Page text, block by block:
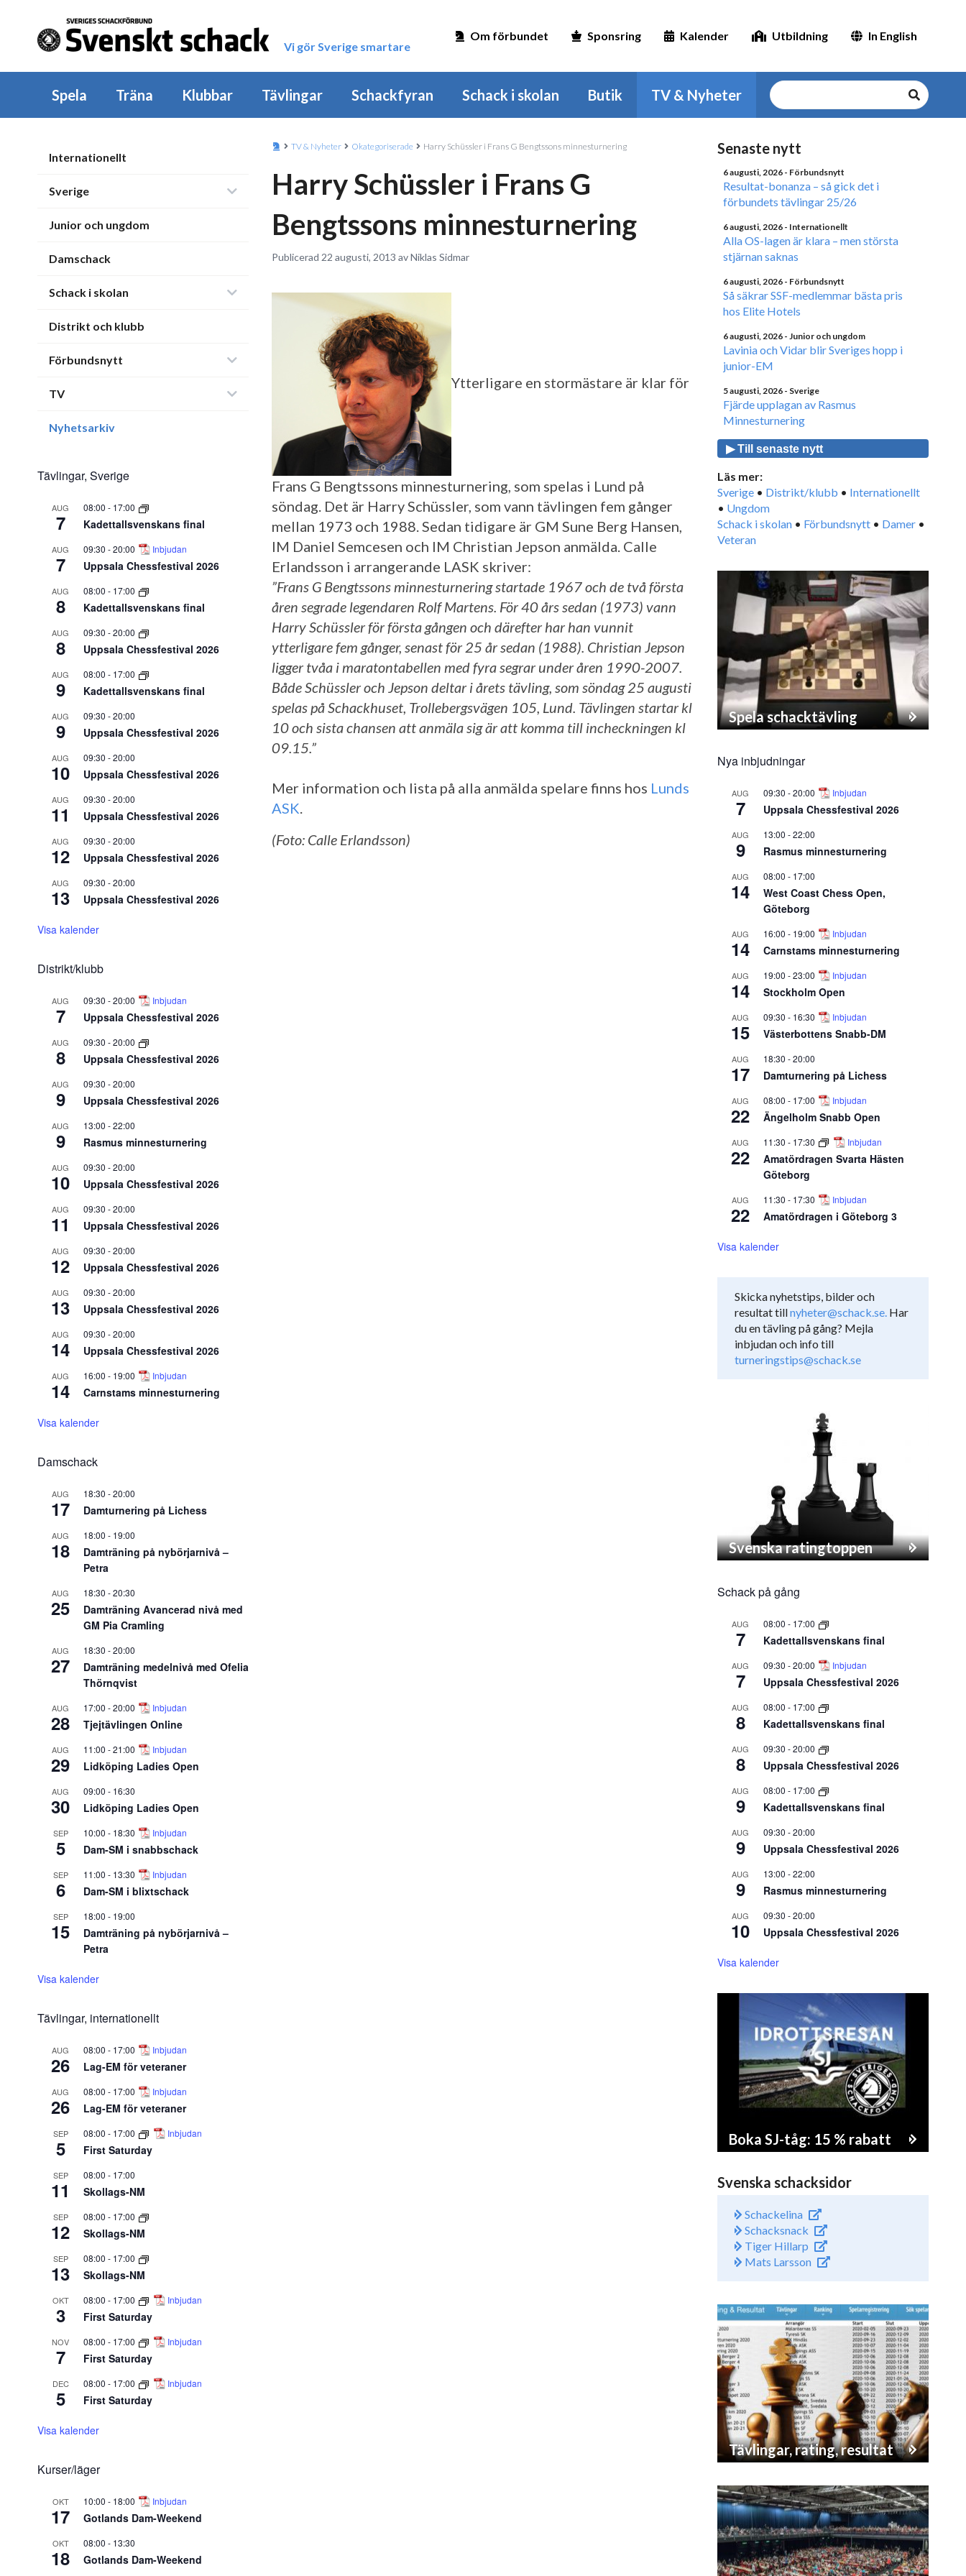
Vi gör Sverige smartare
Om förbundet Sponsring Kalender Utbildning In English
Spela Träna Klubbar Tävlingar Schackfyran Schack i skolan Butik TV & Nyheter
Internationellt
Sverige
Junior och ungdom
Damschack
Schack i skolan
Distrikt och klubb
Förbundsnytt
TV
Nyhetsarkiv
Tävlingar, Sverige
AUG
7
08:00 - 17:00
Kadettallsvenskans final
AUG
7
09:30 -20:00 Inbjudan
Uppsala Chessfestival 2026
AUG
8
08:00 - 17:00
Kadettallsvenskans final
AUG
8
09:30 -20:00
Uppsala Chessfestival 2026
AUG
9
08:00 - 17:00
Kadettallsvenskans final
AUG
9
09:30 -20:00
Uppsala Chessfestival 2026
AUG
10
09:30 -20:00
Uppsala Chessfestival 2026
AUG
11
09:30 -20:00
Uppsala Chessfestival 2026
AUG
12
09:30 -20:00
Uppsala Chessfestival 2026
AUG
13
09:30 -20:00
Uppsala Chessfestival 2026
Visa kalender
Distrikt/klubb
AUG
7
09:30 -20:00 Inbjudan
Uppsala Chessfestival 2026
AUG
8
09:30 -20:00
Uppsala Chessfestival 2026
AUG
9
09:30 -20:00
Uppsala Chessfestival 2026
AUG
9
13:00 -22:00
Rasmus minnesturnering
AUG
10
09:30 -20:00
Uppsala Chessfestival 2026
AUG
11
09:30 -20:00
Uppsala Chessfestival 2026
AUG
12
09:30 -20:00
Uppsala Chessfestival 2026
AUG
13
09:30 -20:00
Uppsala Chessfestival 2026
AUG
14
09:30 -20:00
Uppsala Chessfestival 2026
AUG
14
16:00 - 19:00 Inbjudan
Carnstams minnesturnering
Visa kalender
Damschack
AUG
17
18:30 -20:00
Damturnering på Lichess
AUG
18
18:00 - 19:00
Damträning på nybörjarnivå –
Petra
AUG
25
18:30 -20:30
Damträning Avancerad nivå med
GM Pia Cramling
AUG
27
18:30 -20:00
Damträning medelnivå med Ofelia
Thörnqvist
AUG
28
17:00 -20:00 Inbjudan
Tjejtävlingen Online
AUG
29
11:00 -21:00 Inbjudan
Lidköping Ladies Open
AUG
30
09:00 - 16:30
Lidköping Ladies Open
SEP
5
10:00 - 18:30 Inbjudan
Dam-SM i snabbschack
SEP
6
11:00 - 13:30 Inbjudan
Dam-SM i blixtschack
SEP
15
18:00 - 19:00
Damträning på nybörjarnivå –
Petra
Visa kalender
Tävlingar, internationellt
AUG
26
08:00 - 17:00 Inbjudan
Lag-EM för veteraner
AUG
26
08:00 - 17:00 Inbjudan
Lag-EM för veteraner
SEP
5
08:00 - 17:00 Inbjudan
First Saturday
SEP
11
08:00 - 17:00
Skollags-NM
SEP
12
08:00 - 17:00
Skollags-NM
SEP
13
08:00 - 17:00
Skollags-NM
OKT
3
08:00 - 17:00 Inbjudan
First Saturday
NOV
7
08:00 - 17:00 Inbjudan
First Saturday
DEC
5
08:00 - 17:00 Inbjudan
First Saturday
Visa kalender
Kurser/läger
OKT
17
10:00 - 18:00 Inbjudan
Gotlands Dam-Weekend
OKT
18
08:00 - 13:30
Gotlands Dam-Weekend
TV & Nyheter Okategoriserade Harry Schüssler i Frans G Bengtssons minnesturnering
Harry Schüssler i Frans G
Bengtssons minnesturnering
Publicerad 22 augusti, 2013 av Niklas Sidmar
Ytterligare en stormästare är klar för
Frans G Bengtssons minnesturnering, som spelas i Lund på
söndag. Det är Harry Schüssler, som vann tävlingen fem gånger
mellan 1973 och 1988. Sedan tidigare är GM Sune Berg Hansen,
IM Daniel Semcesen och IM Christian Jepson anmälda. Calle
Erlandsson i arrangerande LASK skriver:
”Frans G Bengtssons minnesturnering startade 1967 och de två första
åren segrade legendaren Rolf Martens. För 40 års sedan (1973) vann
Harry Schüssler för första gången och därefter har han vunnit
ytterligare fem gånger, senast för 25 år sedan (1988). Christian Jepson
ligger tvåa i maratontabellen med fyra segrar under åren 1990-2007.
Både Schüssler och Jepson deltar i årets tävling, som söndag 25 augusti
spelas på Schackhuset, Trollebergsvägen 105, Lund. Tävlingen startar kl
10 och sista chansen att anmäla sig är att komma till incheckningen kl
09.15.”
Mer information och lista på alla anmälda spelare finns hos Lunds
ASK.
(Foto: Calle Erlandsson)
Senaste nytt
6 augusti, 2026 - Förbundsnytt
Resultat-bonanza – så gick det i
förbundets tävlingar 25/26
6 augusti, 2026 - Internationellt
Alla OS-lagen är klara – men största
stjärnan saknas
6 augusti, 2026 - Förbundsnytt
Så säkrar SSF-medlemmar bästa pris
hos Elite Hotels
6 augusti, 2026 - Junior och ungdom
Lavinia och Vidar blir Sveriges hopp i
junior-EM
5 augusti, 2026 - Sverige
Fjärde upplagan av Rasmus
Minnesturnering
▶ Till senaste nytt
Läs mer:
Sverige • Distrikt/klubb • Internationellt
• Ungdom
Schack i skolan • Förbundsnytt • Damer •
Veteran
Spela schacktävling
Nya inbjudningar
AUG
7
09:30 -20:00 Inbjudan
Uppsala Chessfestival 2026
AUG
9
13:00 -22:00
Rasmus minnesturnering
AUG
14
08:00 - 17:00
West Coast Chess Open,
Göteborg
AUG
14
16:00 - 19:00 Inbjudan
Carnstams minnesturnering
AUG
14
19:00 -23:00 Inbjudan
Stockholm Open
AUG
15
09:30 - 16:30 Inbjudan
Västerbottens Snabb-DM
AUG
17
18:30 -20:00
Damturnering på Lichess
AUG
22
08:00 - 17:00 Inbjudan
Ängelholm Snabb Open
AUG
22
11:30 - 17:30 Inbjudan
Amatördragen Svarta Hästen
Göteborg
AUG
22
11:30 - 17:30 Inbjudan
Amatördragen i Göteborg 3
Visa kalender
Skicka nyhetstips, bilder och
resultat tillnyheter@schack.se. Har
du en tävling på gång? Mejla
inbjudan och info till
turneringstips@schack.se
Svenska ratingtoppen
Schack på gång
AUG
7
08:00 - 17:00
Kadettallsvenskans final
AUG
7
09:30 -20:00 Inbjudan
Uppsala Chessfestival 2026
AUG
8
08:00 - 17:00
Kadettallsvenskans final
AUG
8
09:30 -20:00
Uppsala Chessfestival 2026
AUG
9
08:00 - 17:00
Kadettallsvenskans final
AUG
9
09:30 -20:00
Uppsala Chessfestival 2026
AUG
9
13:00 -22:00
Rasmus minnesturnering
AUG
10
09:30 -20:00
Uppsala Chessfestival 2026
Visa kalender
Boka SJ-tåg: 15 % rabatt
Svenska schacksidor
Schackelina
Schacksnack
Tiger Hillarp
Mats Larsson
Tävlingar, rating, resultat